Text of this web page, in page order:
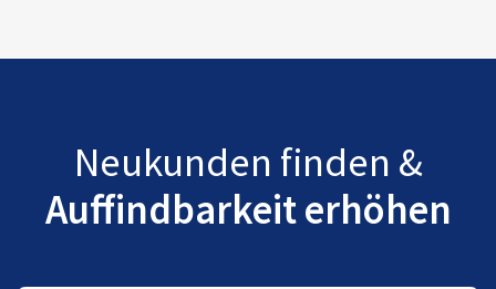
Neukunden finden &
Auffindbarkeit erhöhen